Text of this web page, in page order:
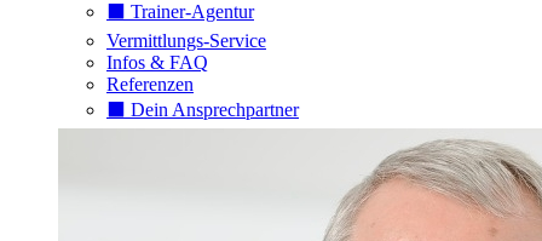
⬛️ Trainer-Agentur
Vermittlungs-Service
Infos & FAQ
Referenzen
⬛️ Dein Ansprechpartner